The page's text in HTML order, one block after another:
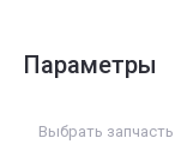
Параметры
Выбрать запчасть